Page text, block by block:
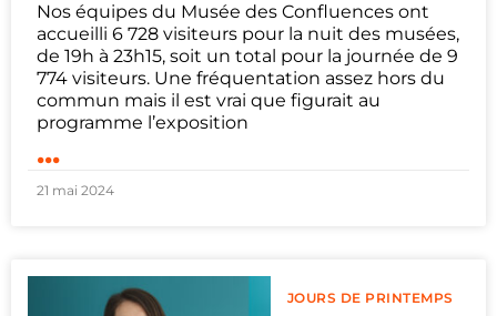
Nos équipes du Musée des Confluences ont
accueilli 6 728 visiteurs pour la nuit des musées,
de 19h à 23h15, soit un total pour la journée de 9
774 visiteurs. Une fréquentation assez hors du
commun mais il est vrai que figurait au
programme l’exposition
...
21 mai 2024
JOURS DE PRINTEMPS